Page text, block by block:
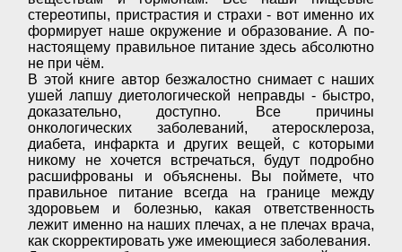
стереотипы, пристрастия и страхи - вот именно их
формирует наше окружение и образование. А по-
настоящему правильное питание здесь абсолютно
не при чём.
В этой книге автор безжалостно снимает с наших
ушей лапшу диетологической неправды - быстро,
доказательно, доступно. Все причины
онкологических заболеваний, атеросклероза,
диабета, инфаркта и других вещей, с которыми
никому не хочется встречаться, будут подробно
расшифрованы и объяснены. Вы поймете, что
правильное питание всегда на границе между
здоровьем и болезнью, какая ответственность
лежит именно на наших плечах, а не плечах врача,
как скорректировать уже имеющиеся заболевания.